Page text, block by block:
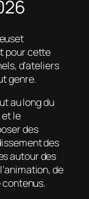
pour cette
d’ateliers
genre.
au long du
et le
des
des
autour des
de
contenus.